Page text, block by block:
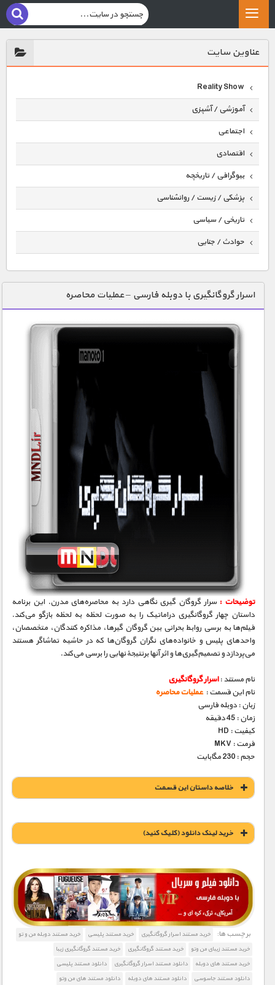
عناوين سايت
Reality Show
آموزشی / آشپزی
اجتماعی
اقتصادی
بیوگرافی / تاریخچه
پزشکی / زیست / روانشناسی
تاریخی / سیاسی
حوادث / جنایی
دنیای خوراکی ها
زمین شناسی / محیط زیست
سازه/ معماری/ مهندسی
سرگرمی
شناخت کودکان
علم و فناوری
فرهنگ / هنر
کیهان / نجوم
مستند های اختصاصی
اسرار گروگانگیری با دوبله فارسی – عملیات محاصره
توضیحات : سرار گروگان گیری نگاهی‌ دارد به محاصره‌های مدرن. این برنامه
داستان چهار گروگانگیری دراماتیک را به صورت لحظه به لحظه بازگو می‌کند.
فیلم‌ها به برسی‌ روابط بحرانی بین گروگان گیرها، مذاکره کنندگان، متخصصان،
واحد‌های پلیس و خانواده‌های نگران گروگان‌ها که در حاشیه تماشاگر هستند
می‌پردازد و تصمیم‌گیری‌ها و اثر آنها برنتیجهٔ نهایی‌ را برسی‌ می‌کند.
نام مستند :اسرار گروگانگیری
نام این قسمت : عملیات محاصره
زبان : دوبله فارسی
زمان : 45 دقیقه
کیفیت : HD
فرمت : MKV
حجم : 230 مگابایت
خلاصه داستان این قسمت
خريد لينک دانلود (کليک کنيد)
1900 تومان – خريد لينک دانلود (افزودن به سبد خريد)
برچسب ها: خرید مستند اسرار گروگانگیری خرید مستند پلیسی
خرید مستند دوبله من و تو
خرید مستند زیبای من وتو
خرید مستند گروگانگیری
خرید مستند گروگانگیری زیبا
خرید مستند های دوبله
دانلود مستند اسرار گروگانگیری
دانلود مستند پلیسی
دانلود مستند جاسوسی
دانلود مستند های دوبله
دانلود مستند های من وتو